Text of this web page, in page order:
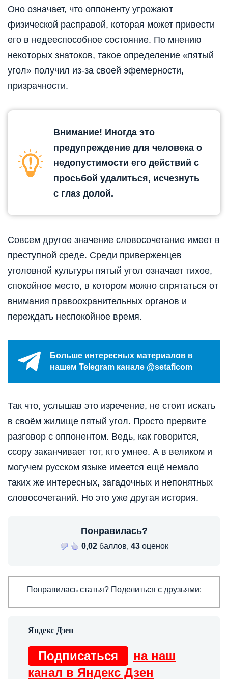
Оно означает, что оппоненту угрожают
физической расправой, которая может привести
его в недееспособное состояние. По мнению
некоторых знатоков, такое определение «пятый
угол» получил из-за своей эфемерности,
призрачности.
Внимание! Иногда это
предупреждение для человека о
недопустимости его действий с
просьбой удалиться, исчезнуть
с глаз долой.
Совсем другое значение словосочетание имеет в
преступной среде. Среди приверженцев
уголовной культуры пятый угол означает тихое,
спокойное место, в котором можно спрятаться от
внимания правоохранительных органов и
переждать неспокойное время.
Больше интересных материалов в
нашем Telegram канале @setaficom
Так что, услышав это изречение, не стоит искать
в своём жилище пятый угол. Просто прервите
разговор с оппонентом. Ведь, как говорится,
ссору заканчивает тот, кто умнее. А в великом и
могучем русском языке имеется ещё немало
таких же интересных, загадочных и непонятных
словосочетаний. Но это уже другая история.
Понравилась?
0,02баллов, 43оценок
Понравилась статья? Поделиться с друзьями:
Подписаться
на наш
канал в Яндекс Дзен